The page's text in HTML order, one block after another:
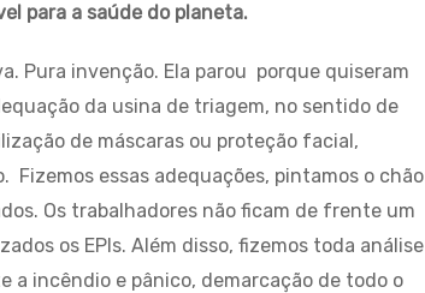
para a saúde do planeta.
Pura invenção. Ela parou porque quiseram
da usina de triagem, no sentido de
de máscaras ou proteção facial,
essas adequações, pintamos o chão
Os trabalhadores não ficam de frente um
os EPIs. Além disso, fizemos toda análise
incêndio e pânico, demarcação de todo o